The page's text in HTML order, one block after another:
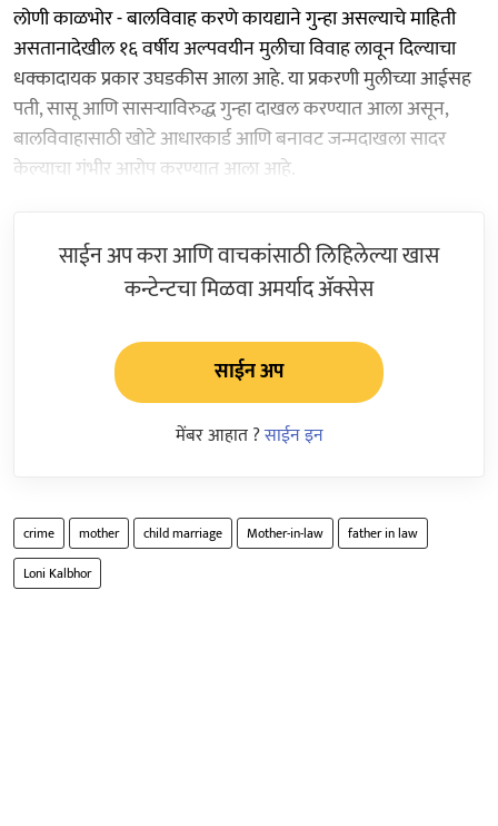
लोणी काळभोर - बालविवाह करणे कायद्याने गुन्हा असल्याचे माहिती
असतानादेखील १६ वर्षीय अल्पवयीन मुलीचा विवाह लावून दिल्याचा
धक्कादायक प्रकार उघडकीस आला आहे. या प्रकरणी मुलीच्या आईसह
पती, सासू आणि सासऱ्याविरुद्ध गुन्हा दाखल करण्यात आला असून,
बालविवाहासाठी खोटे आधारकार्ड आणि बनावट जन्मदाखला सादर
केल्याचा गंभीर आरोप करण्यात आला आहे.
साईन अप करा आणि वाचकांसाठी लिहिलेल्या खास
कन्टेन्टचा मिळवा अमर्याद ॲक्सेस
साईन अप
मेंबर आहात ?साईन इन
crime mother child marriage Mother-in-law
father in law
Loni Kalbhor